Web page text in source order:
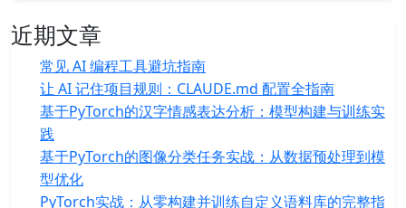
近期文章
常见 AI 编程工具避坑指南
让 AI 记住项目规则：CLAUDE.md 配置全指南
基于PyTorch的汉字情感表达分析：模型构建与训练实
践
基于PyTorch的图像分类任务实战：从数据预处理到模
型优化
PyTorch实战：从零构建并训练自定义语料库的完整指